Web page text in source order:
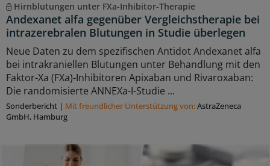
Hirnblutungen unter FXa-Inhibitor-Therapie
Andexanet alfa gegenüber Vergleichstherapie bei
intrazerebralen Blutungen in Studie überlegen
Neue Daten zu dem spezifischen Antidot Andexanet alfa
bei intrakraniellen Blutungen unter Behandlung mit den
Faktor-Xa (FXa)-Inhibitoren Apixaban und Rivaroxaban:
Die randomisierte ANNEXa-I-Studie ...
Sonderbericht | Mit freundlicher Unterstützung von:AstraZeneca
GmbH, Hamburg